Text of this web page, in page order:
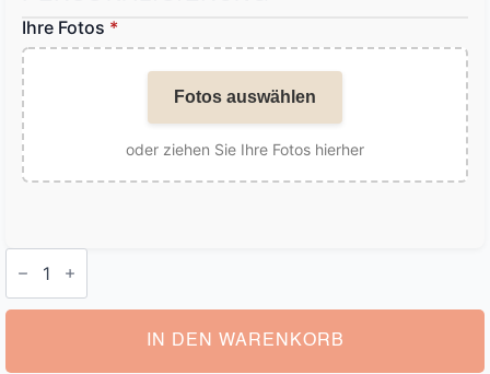
Ihre Fotos *
Fotos auswählen
oder ziehen Sie Ihre Fotos hierher
Personalisierbare
Badehose
Herren
IN DEN WARENKORB